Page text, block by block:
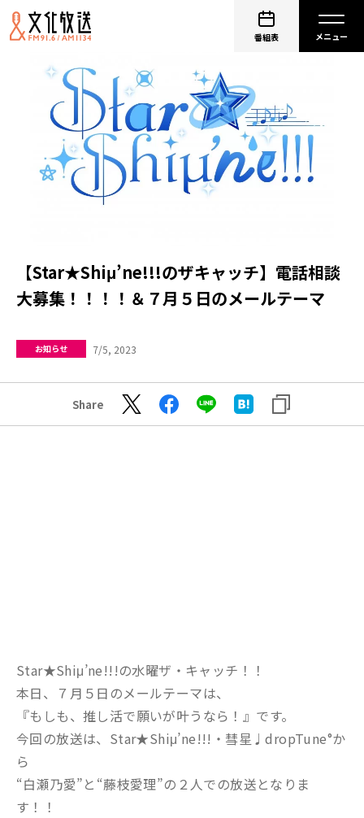
番組表
【Star★Shiμ’ne!!!のザキャッチ】電話相談
大募集！！！！＆７月５日のメールテーマ
お知らせ 7/5, 2023
Share
Star★Shiμ’ne!!!の水曜ザ・キャッチ！！
本日、７月５日のメールテーマは、
『もしも、推し活で願いが叶うなら！』です。
今回の放送は、Star★Shiμ’ne!!!・彗星♩dropTune°か
ら
“白瀬乃愛”と“藤枝愛理”の２人での放送となりま
す！！